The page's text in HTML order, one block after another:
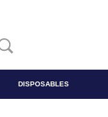
DISPOSABLES